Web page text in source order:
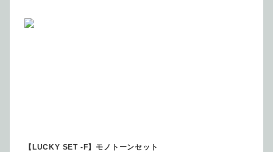
【LUCKY SET -F】モノトーンセット